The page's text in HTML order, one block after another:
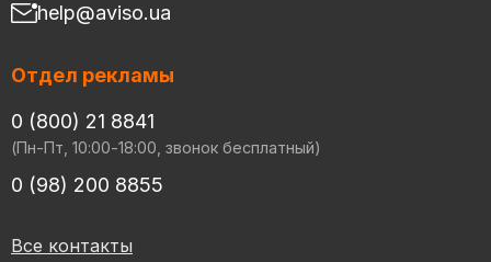
help@aviso.ua
Отдел рекламы
0 (800) 21 8841
(Пн-Пт, 10:00-18:00, звонок бесплатный)
0 (98) 200 8855
Все контакты